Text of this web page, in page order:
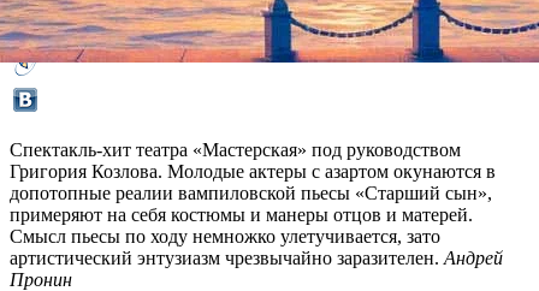
Спектакль-хит театра «Мастерская» под руководством
Григория Козлова. Молодые актеры с азартом окунаются в
допотопные реалии вампиловской пьесы «Старший сын»,
примеряют на себя костюмы и манеры отцов и матерей.
Смысл пьесы по ходу немножко улетучивается, зато
артистический энтузиазм чрезвычайно заразителен. Андрей
Пронин